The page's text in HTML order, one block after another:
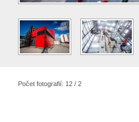
Počet fotografií: 12 / 2